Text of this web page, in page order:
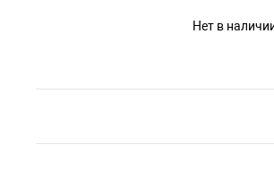
Нет в